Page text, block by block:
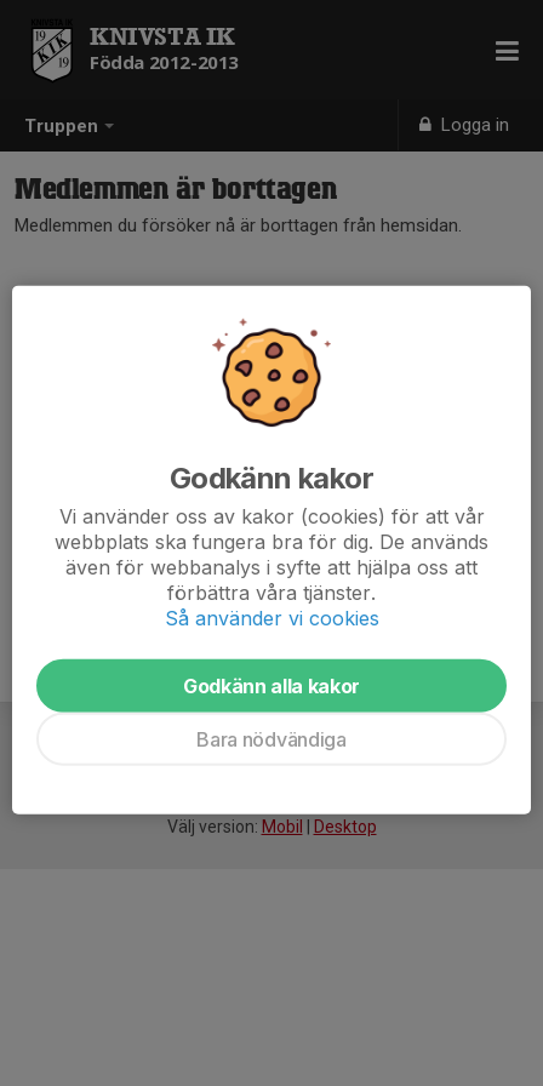
Truppen Logga in
KNIVSTA IK
Födda 2012-2013
Medlemmen är borttagen
Medlemmen du försöker nå är borttagen från hemsidan.
Välj version: Mobil Desktop
Godkänn kakor
Vi använder oss av kakor (cookies) för att vår
webbplats ska fungera bra för dig. De används
även för webbanalys i syfte att hjälpa oss att
förbättra våra tjänster.
Så använder vi cookies
Godkänn alla kakor
Bara nödvändiga